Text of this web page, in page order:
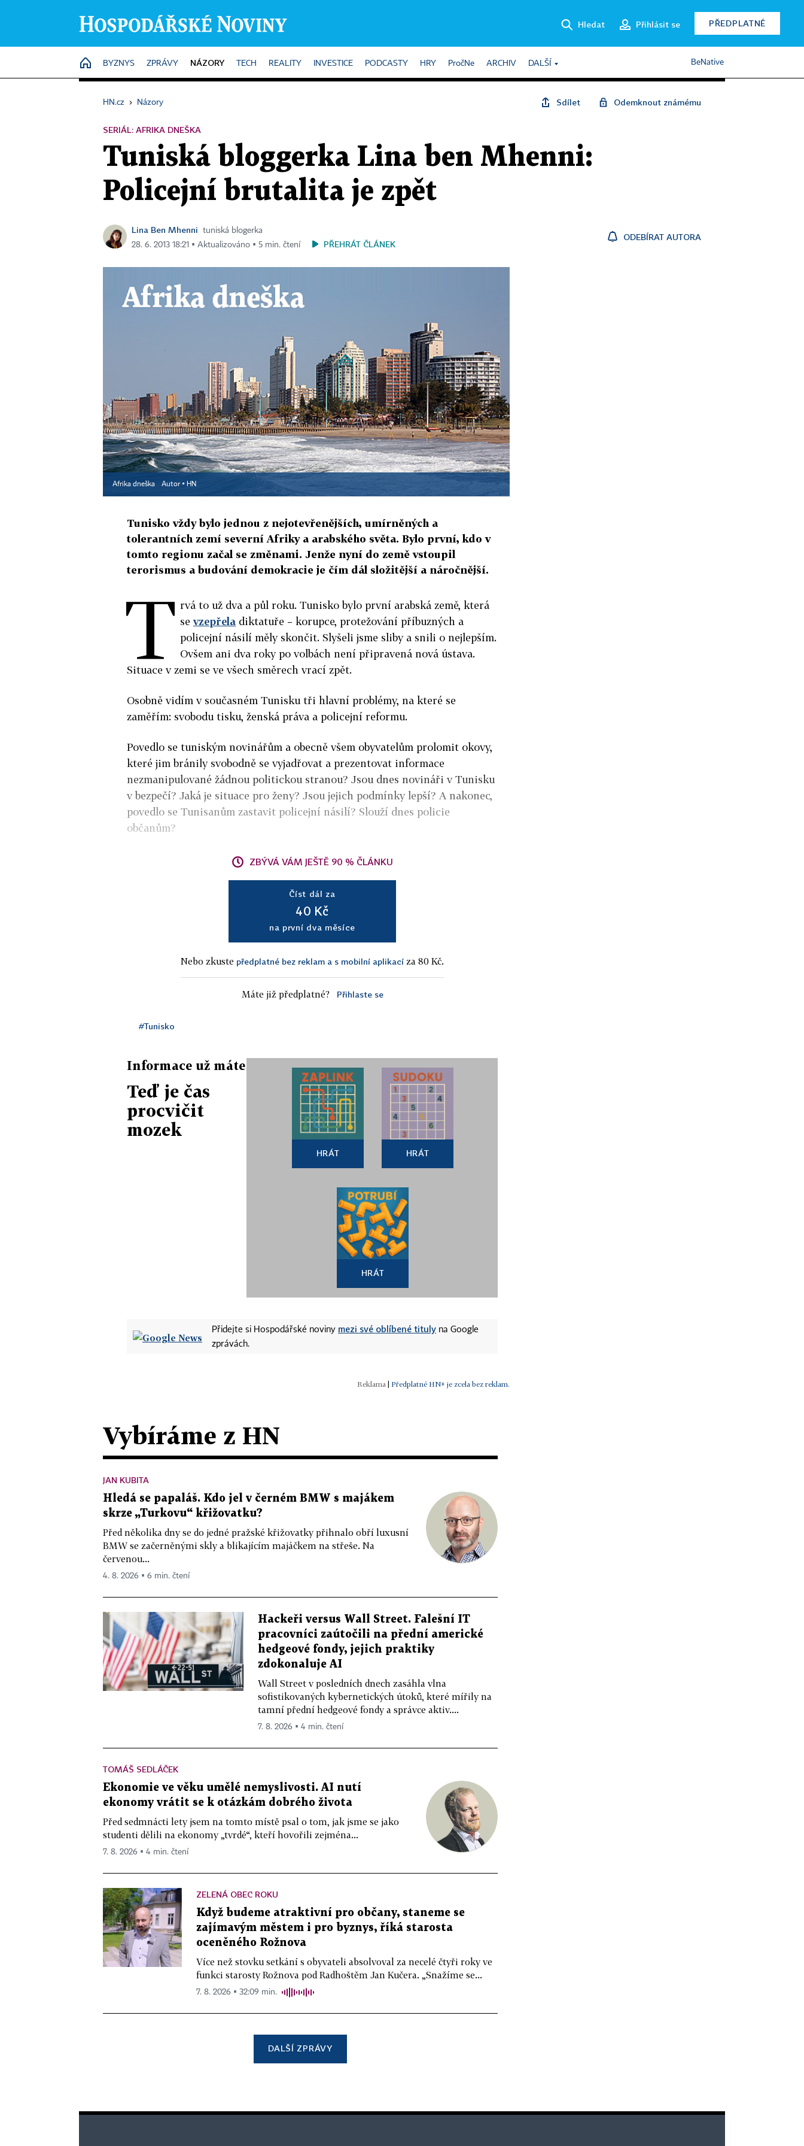
Hledat Přihlásit se PŘEDPLATNÉ
HOME
BYZNYS ZPRÁVY NÁZORY TECH REALITY INVESTICE PODCASTY HRY PročNe ARCHIV DALŠÍ BeNative
HN.cz › Názory Sdílet Odemknout známému
SERIÁL: AFRIKA DNEŠKA
Tuniská bloggerka Lina ben Mhenni:
Policejní brutalita je zpět
Lina Ben Mhenni
tuniská blogerka
28. 6. 2013 18:21 ▪ Aktualizováno ▪ 5 min. čtení
PŘEHRÁT ČLÁNEK
ODEBÍRAT AUTORA
Afrika dneška Autor ▪ HN
Tunisko vždy bylo jednou z nejotevřenějších, umírněných a
tolerantních zemí severní Afriky a arabského světa. Bylo první, kdo v
tomto regionu začal se změnami. Jenže nyní do země vstoupil
terorismus a budování demokracie je čím dál složitější a náročnější.
T rvá to už dva a půl roku. Tunisko bylo první arabská země, která
sevzepřela diktatuře – korupce, protežování příbuzných a
policejní násilí měly skončit. Slyšeli jsme sliby a snili o nejlepším.
Ovšem ani dva roky po volbách není připravená nová ústava.
Situace v zemi se ve všech směrech vrací zpět.
Osobně vidím v současném Tunisku tři hlavní problémy, na které se
zaměřím: svobodu tisku, ženská práva a policejní reformu.
Povedlo se tuniským novinářům a obecně všem obyvatelům prolomit okovy,
které jim bránily svobodně se vyjadřovat a prezentovat informace
nezmanipulované žádnou politickou stranou? Jsou dnes novináři v Tunisku
v bezpečí? Jaká je situace pro ženy? Jsou jejich podmínky lepší? A nakonec,
povedlo se Tunisanům zastavit policejní násilí? Slouží dnes policie
občanům?
ZBÝVÁ VÁM JEŠTĚ 90 % ČLÁNKU
Číst dál za
40 Kč
na první dva měsíce
Nebo zkuste předplatné bez reklam a s mobilní aplikací za 80 Kč.
Máte již předplatné? Přihlaste se
#Tunisko
Informace už máte
Teď je čas
procvičit
mozek
HRÁT HRÁT
HRÁT
Přidejte si Hospodářské noviny mezi své oblíbené tituly na Google
zprávách.
| Předplatné HN+ je zcela bez reklam.
Vybíráme z HN
JAN KUBITA
Hledá se papaláš. Kdo jel v černém BMW s majákem
skrze „Turkovu“ křižovatku?
Před několika dny se do jedné pražské křižovatky přihnalo obří luxusní
BMW se začerněnými skly a blikajícím majáčkem na střeše. Na
červenou...
4. 8. 2026 ▪ 6 min. čtení
Hackeři versus Wall Street. Falešní IT
pracovníci zaútočili na přední americké
hedgeové fondy, jejich praktiky
zdokonaluje AI
Wall Street v posledních dnech zasáhla vlna
sofistikovaných kybernetických útoků, které mířily na
tamní přední hedgeové fondy a správce aktiv....
7. 8. 2026 ▪ 4 min. čtení
TOMÁŠ SEDLÁČEK
Ekonomie ve věku umělé nemyslivosti. AI nutí
ekonomy vrátit se k otázkám dobrého života
Před sedmnácti lety jsem na tomto místě psal o tom, jak jsme se jako
studenti dělili na ekonomy „tvrdé“, kteří hovořili zejména...
7. 8. 2026 ▪ 4 min. čtení
ZELENÁ OBEC ROKU
Když budeme atraktivní pro občany, staneme se
zajímavým městem i pro byznys, říká starosta
oceněného Rožnova
Více než stovku setkání s obyvateli absolvoval za necelé čtyři roky ve
funkci starosty Rožnova pod Radhoštěm Jan Kučera. „Snažíme se...
7. 8. 2026 ▪ 32:09 min.
DALŠÍ ZPRÁVY